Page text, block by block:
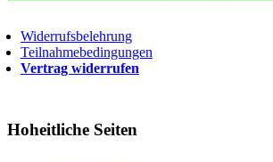
Widerrufsbelehrung
Teilnahmebedingungen
Vertrag widerrufen
Hoheitliche Seiten